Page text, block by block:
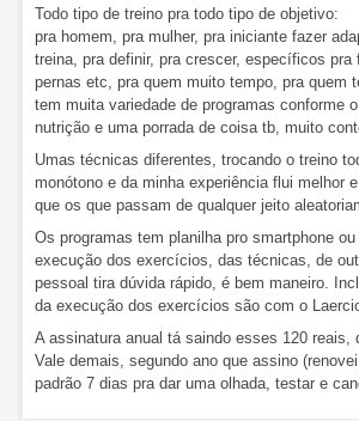
Todo tipo de treino pra todo tipo de objetivo:
pra homem, pra mulher, pra iniciante fazer
treina, pra definir, pra crescer, específicos pra
pernas etc, pra quem muito tempo, pra quem
tem muita variedade de programas conforme
nutrição e uma porrada de coisa tb, muito
Umas técnicas diferentes, trocando o treino
monótono e da minha experiência flui melhor
que os que passam de qualquer jeito
Os programas tem planilha pro smartphone
execução dos exercícios, das técnicas, de
pessoal tira dúvida rápido, é bem maneiro.
da execução dos exercícios são com o
A assinatura anual tá saindo esses 120 reais,
Vale demais, segundo ano que assino
padrão 7 dias pra dar uma olhada, testar e